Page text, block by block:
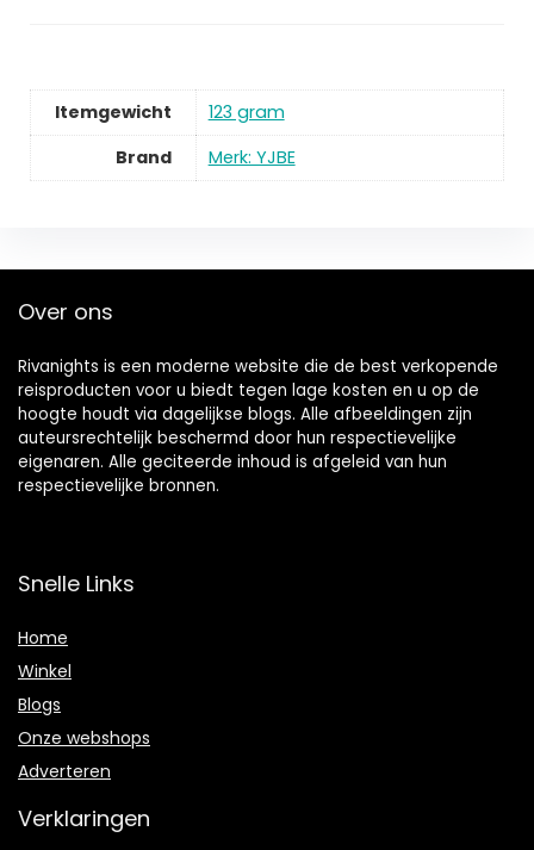
Itemgewicht
123 gram
Brand
Merk: YJBE
Over ons
Rivanights is een moderne website die de best verkopende
reisproducten voor u biedt tegen lage kosten en u op de
hoogte houdt via dagelijkse blogs. Alle afbeeldingen zijn
auteursrechtelijk beschermd door hun respectievelijke
eigenaren. Alle geciteerde inhoud is afgeleid van hun
respectievelijke bronnen.
Snelle Links
Home
Winkel
Blogs
Onze webshops
Adverteren
Verklaringen